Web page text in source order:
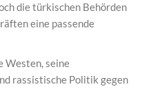
die türkischen Behörden
eine passende
Westen, seine
rassistische Politik gegen